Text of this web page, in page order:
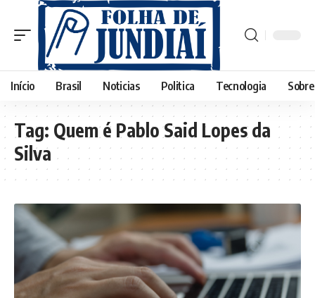
Início Brasil Noticias Politica Tecnologia
Tag: Quem é Pablo Said Lopes da
Silva